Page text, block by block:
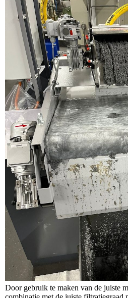
Door gebruik te maken van de juiste